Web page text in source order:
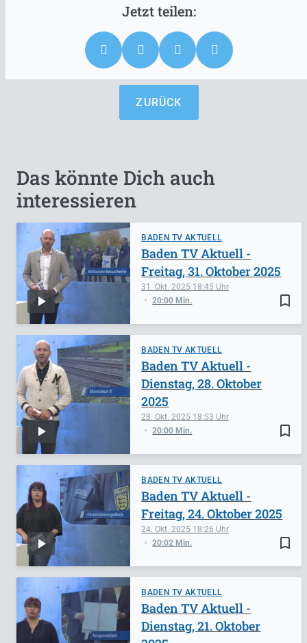
ZURÜCK
Das könnte Dich auch
interessieren
BADEN TV AKTUELL
bookmark_border
31. Okt. 2025 18:45
20:00 Min.
Baden TV Aktuell -
Freitag, 31. Oktober 2025
BADEN TV AKTUELL
bookmark_border
28. Okt. 2025 18:53
20:00 Min.
Baden TV Aktuell -
Dienstag, 28. Oktober
2025
BADEN TV AKTUELL
bookmark_border
24. Okt. 2025 18:26
20:02 Min.
Baden TV Aktuell -
Freitag, 24. Oktober 2025
BADEN TV AKTUELL
Baden TV Aktuell -
Dienstag, 21. Oktober